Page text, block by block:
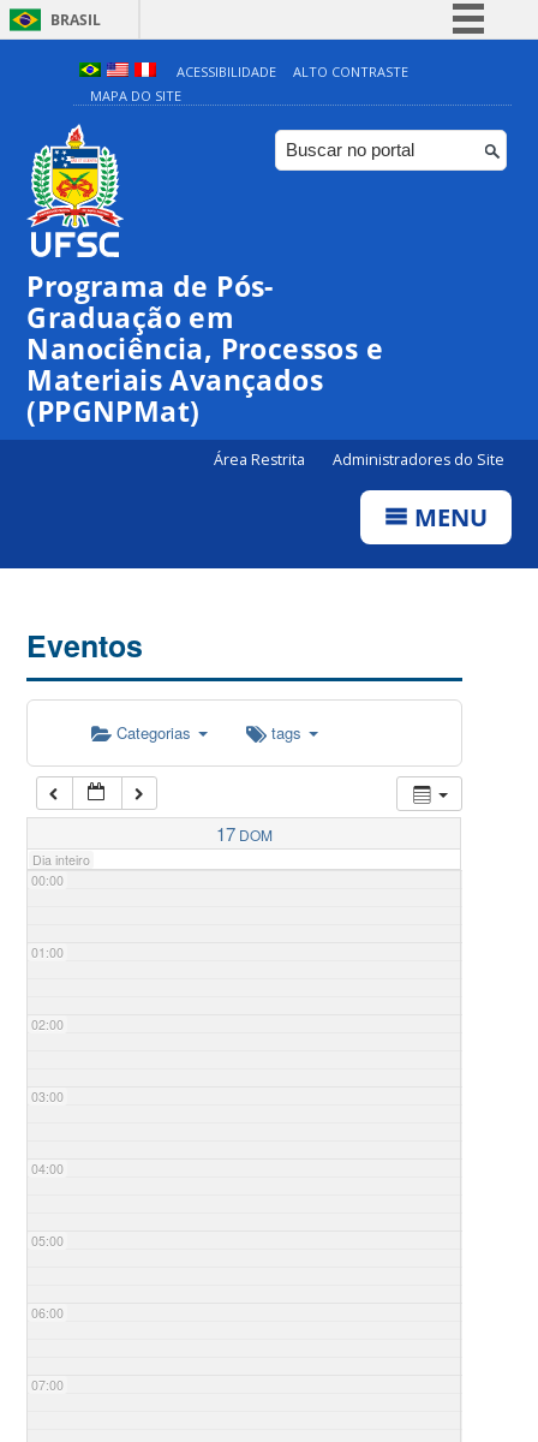
BRASIL
Simplifique!
Comunica BR
Participe
ACESSIBILIDADE
ALTO CONTRASTE
MAPA DO SITE
Programa de Pós-
Graduação em
Nanociência, Processos e
Materiais Avançados
(PPGNPMat)
Área Restrita Administradores do Site
MENU
Eventos
Categorias tags
17 DOM
Dia inteiro
00:00
01:00
02:00
03:00
04:00
05:00
06:00
07:00